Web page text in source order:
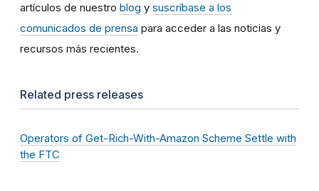
artículos de nuestro blog y suscríbase a los
comunicados de prensa para acceder a las noticias y
recursos más recientes.
Related press releases
Operators of Get-Rich-With-Amazon Scheme Settle with
the FTC